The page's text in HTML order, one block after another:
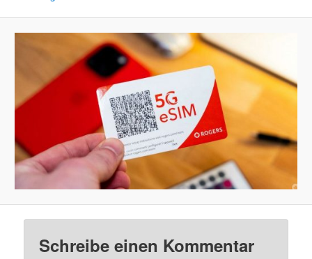
Schreibe einen Kommentar